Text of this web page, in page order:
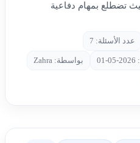
تضطلع بمهام دفاعية
عدد الأسئلة: 7
بواسطة: Zahra